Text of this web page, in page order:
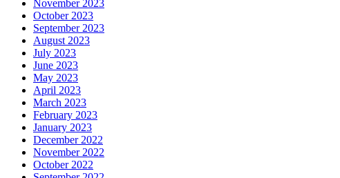
November 2023
October 2023
September 2023
August 2023
July 2023
June 2023
May 2023
April 2023
March 2023
February 2023
January 2023
December 2022
November 2022
October 2022